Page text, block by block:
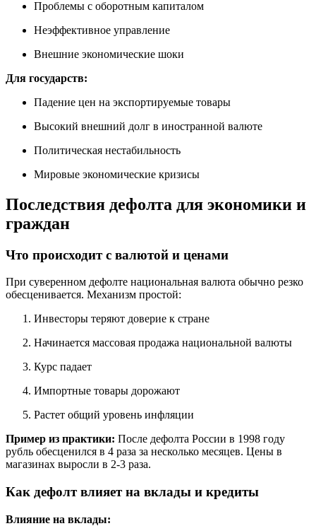
Проблемы с оборотным капиталом
Неэффективное управление
Внешние экономические шоки
Для государств:
Падение цен на экспортируемые товары
Высокий внешний долг в иностранной валюте
Политическая нестабильность
Мировые экономические кризисы
Последствия дефолта для экономики и
граждан
Что происходит с валютой и ценами
При суверенном дефолте национальная валюта обычно резко
обесценивается. Механизм простой:
Инвесторы теряют доверие к стране
Начинается массовая продажа национальной валюты
Курс падает
Импортные товары дорожают
Растет общий уровень инфляции
Пример из практики: После дефолта России в 1998 году
рубль обесценился в 4 раза за несколько месяцев. Цены в
магазинах выросли в 2-3 раза.
Как дефолт влияет на вклады и кредиты
Влияние на вклады: